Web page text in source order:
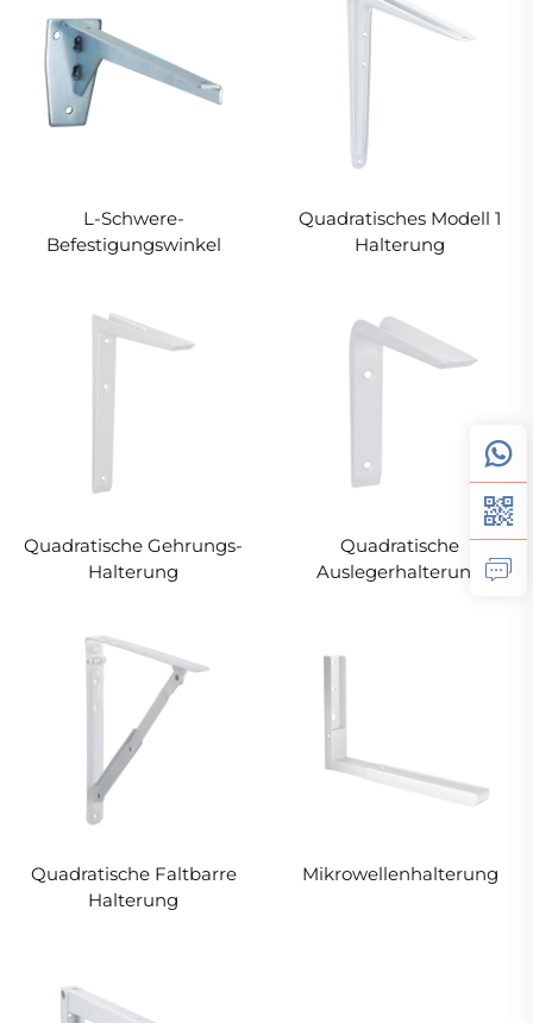
L-Schwere-
Befestigungswinkel
Quadratisches Modell 1
Halterung
Quadratische Gehrungs-
Halterung
Quadratische
Auslegerhalterung
Quadratische Faltbarre
Halterung
Mikrowellenhalterung